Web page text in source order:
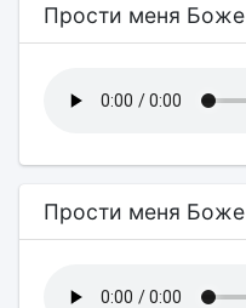
Прости меня Боже
Прости меня Боже